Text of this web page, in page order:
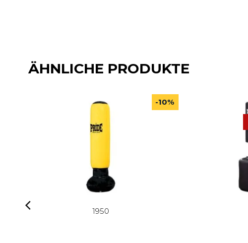
ÄHNLICHE PRODUKTE
-10%
1950